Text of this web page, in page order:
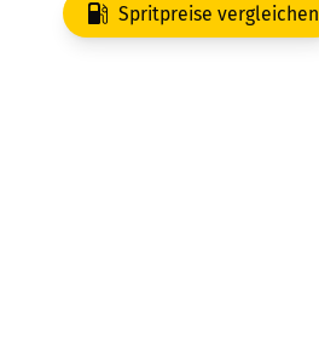
Spritpreise vergleichen